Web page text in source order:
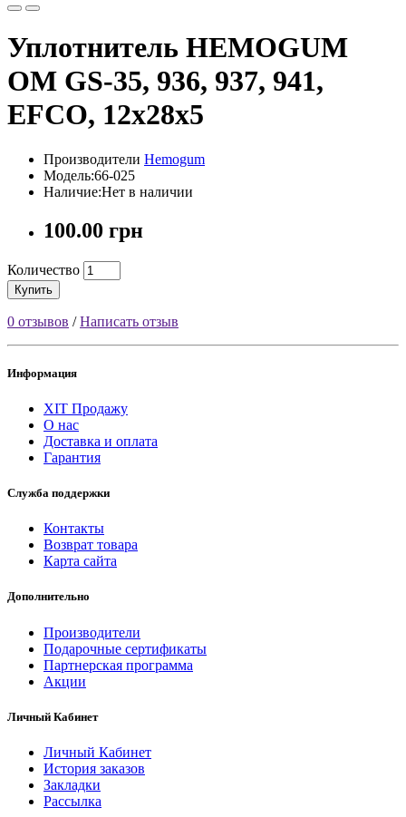
Уплотнитель HEMOGUM
OM GS-35, 936, 937, 941,
EFCO, 12x28x5
Производители Hemogum
Модель:66-025
Наличие:Нет в наличии
100.00 грн
Количество
Купить
0 отзывов /Написать отзыв
Информация
ХІТ Продажу
О нас
Доставка и оплата
Гарантия
Служба поддержки
Контакты
Возврат товара
Карта сайта
Дополнительно
Производители
Подарочные сертификаты
Партнерская программа
Акции
Личный Кабинет
Личный Кабинет
История заказов
Закладки
Рассылка